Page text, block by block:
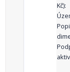
Kč):